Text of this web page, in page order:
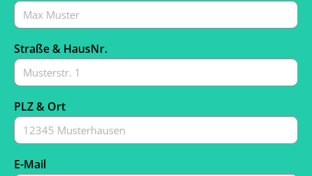
Straße & HausNr.
PLZ & Ort
E-Mail